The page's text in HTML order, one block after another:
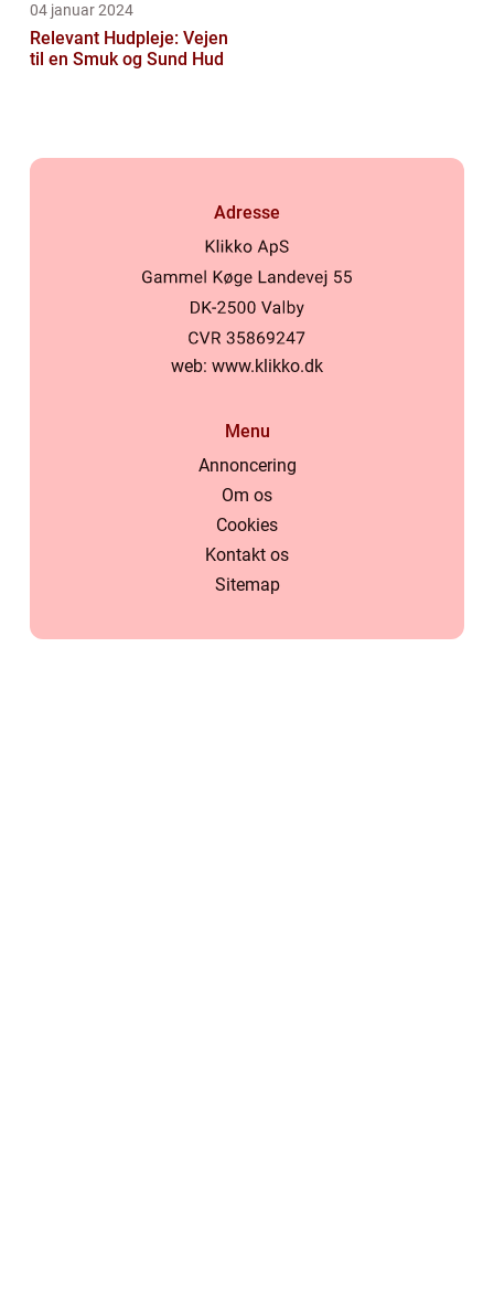
04 januar 2024
Relevant Hudpleje: Vejen
til en Smuk og Sund Hud
Adresse
web: www.klikko.dk
Menu
Annoncering
Om os
Cookies
Kontakt os
Sitemap